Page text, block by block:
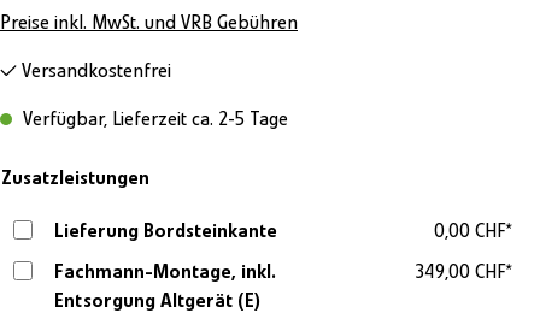
Preise inkl. MwSt. und VRB Gebühren
Versandkostenfrei
Verfügbar, Lieferzeit ca. 2-5 Tage
Zusatzleistungen
Lieferung Bordsteinkante 0,00 CHF*
Fachmann-Montage, inkl.
Entsorgung Altgerät (E)
349,00 CHF*